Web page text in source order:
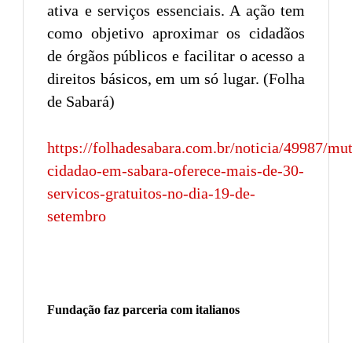
ativa e serviços essenciais. A ação tem
como objetivo aproximar os cidadãos
de órgãos públicos e facilitar o acesso a
direitos básicos, em um só lugar. (Folha
de Sabará)
https://folhadesabara.com.br/noticia/49987/
cidadao-em-sabara-oferece-mais-de-30-
servicos-gratuitos-no-dia-19-de-
setembro
Fundação faz parceria com italianos